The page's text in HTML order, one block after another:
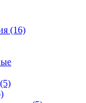
(16)
(5)